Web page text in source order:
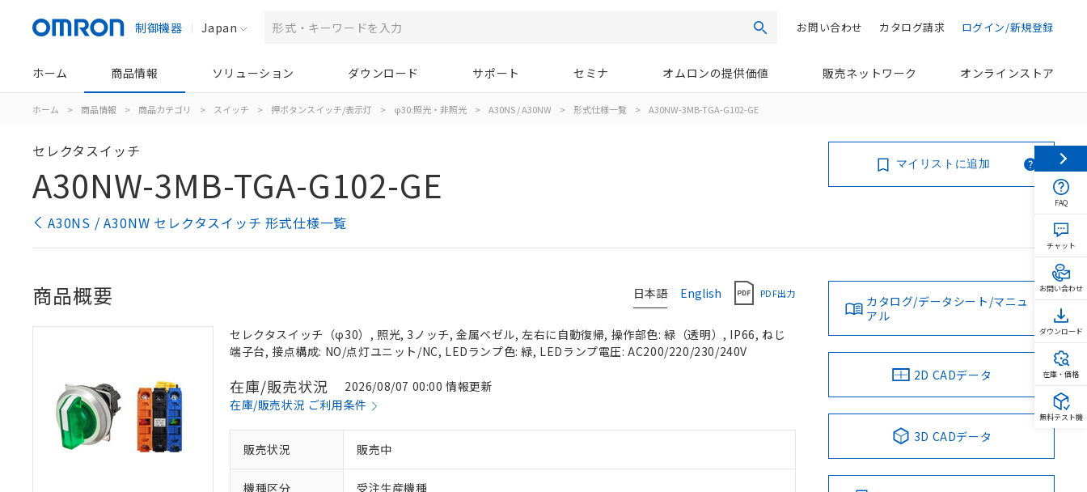
制御機器 Japan 検索 ログイン/新規登録
カタログ請求
お問い合わせ
ホーム 商品情報 ソリューション ダウンロード サポート セミナ オムロンの提供価値 販売ネットワーク オンラインストア
ホーム > 商品情報 > 商品カテゴリ > スイッチ > 押ボタンスイッチ/表示灯 > φ30:照光・非照光 > A30NS / A30NW > 形式仕様一覧 > A30NW-3MB-TGA-G102-GE
セレクタスイッチ
A30NW-3MB-TGA-G102-GE
A30NS / A30NW セレクタスイッチ 形式仕様一覧
マイリストに追加
日本語 English PDF出力
商品概要
セレクタスイッチ（φ30）, 照光, 3ノッチ, 金属ベゼル, 左右に自動復帰, 操作部色: 緑（透明）, IP66, ねじ
端子台, 接点構成: NO/点灯ユニット/NC, LEDランプ色: 緑, LEDランプ電圧: AC200/220/230/240V
在庫/販売状況
2026/08/07 00:00 情報更新
在庫/販売状況 ご利用条件
販売状況 販売中
機種区分 受注生産機種
カタログ/データシート/マニュ
アル
2D CADデータ
3D CADデータ
FAQ
チャット
お問い合わせ
ダウンロード
在庫・価格
無料テスト機